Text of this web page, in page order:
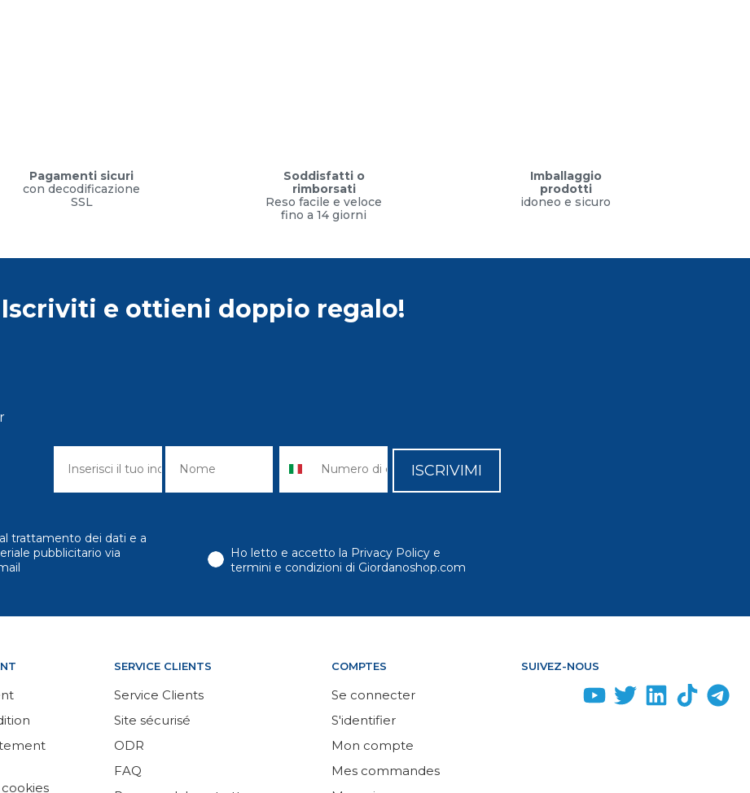
Pagamenti sicuri
con decodificazione
SSL
Soddisfatti o
rimborsati
Reso facile e veloce
fino a 14 giorni
Imballaggio
prodotti
idoneo e sicuro
Iscriviti e ottieni doppio regalo!
ISCRIVIMI
trattamento dei dati e a
pubblicitario via
Ho letto e accetto la Privacy Policy e
termini e condizioni di Giordanoshop.com
SERVICE CLIENTS
Service Clients
Site sécurisé
ODR
FAQ
COMPTES
Se connecter
S'identifier
Mon compte
Mes commandes
SUIVEZ-NOUS